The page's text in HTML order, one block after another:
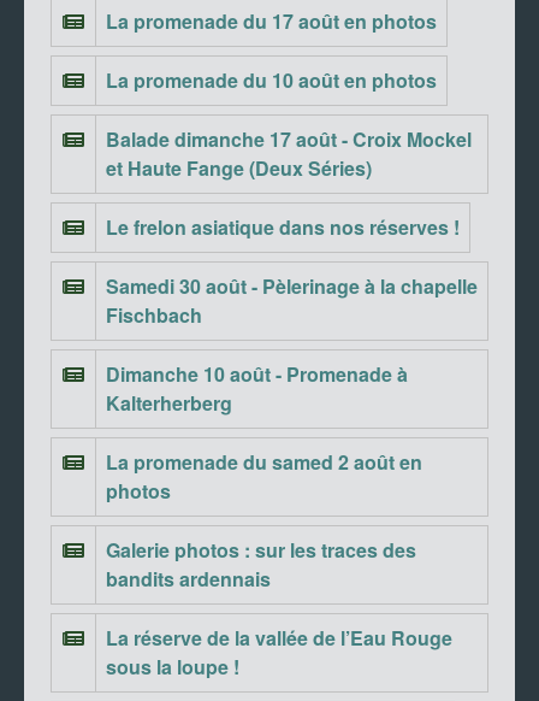
La promenade du 17 août en photos
La promenade du 10 août en photos
Balade dimanche 17 août - Croix Mockel
et Haute Fange (Deux Séries)
Le frelon asiatique dans nos réserves !
Samedi 30 août - Pèlerinage à la chapelle
Fischbach
Dimanche 10 août - Promenade à
Kalterherberg
La promenade du samed 2 août en
photos
Galerie photos : sur les traces des
bandits ardennais
La réserve de la vallée de l’Eau Rouge
sous la loupe !